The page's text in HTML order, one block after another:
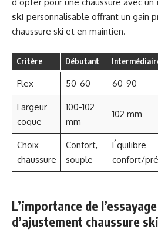
d’opter pour une chaussure avec un
ski personnalisable offrant un gain
chaussure ski et en maintien.
Critère Débutant
Flex 50-60 60-90
Largeur
coque
100-102
mm
102 mm
Choix
chaussure
Confort,
souple
Équilibre
confort/
L’importance de
d’ajustement chaussure ski